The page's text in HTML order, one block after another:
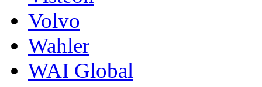
Volvo
Wahler
WAI Global